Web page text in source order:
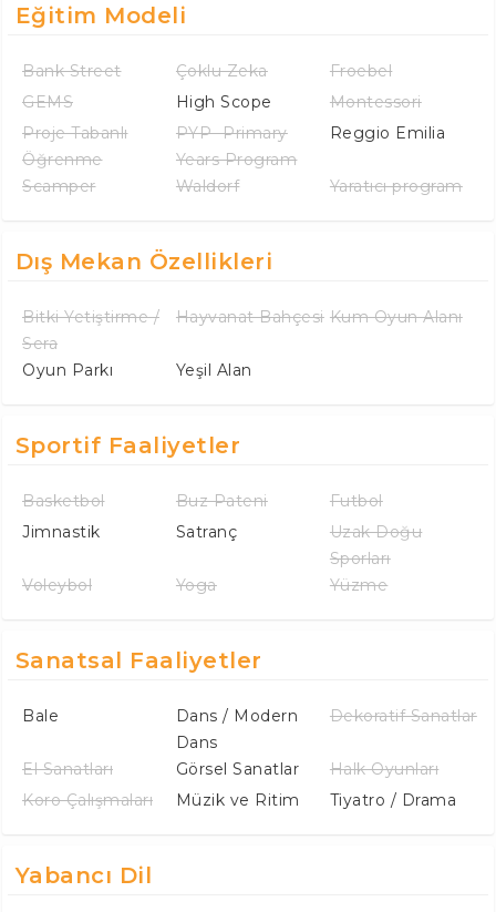
Eğitim Modeli
Bank Street Çoklu Zeka
Froebel
GEMS
High Scope
Montessori
Proje Tabanlı
Öğrenme
PYP -Primary
Years Program
Reggio Emilia
Scamper Waldorf Yaratıcı program
Dış Mekan Özellikleri
Bitki Yetiştirme /
Sera
Hayvanat Bahçesi Kum Oyun Alanı
Oyun Parkı Yeşil Alan
Sportif Faaliyetler
Basketbol Buz Pateni
Futbol
Jimnastik
Satranç
Uzak Doğu
Sporları
Voleybol
Yoga Yüzme
Sanatsal Faaliyetler
Bale
Dans / Modern
Dans
Dekoratif Sanatlar
El Sanatları Görsel Sanatlar
Halk Oyunları
Koro Çalışmaları
Müzik ve Ritim Tiyatro / Drama
Yabancı Dil